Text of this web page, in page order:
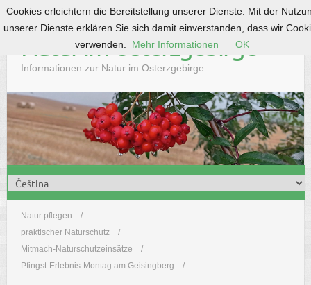
S
k
o
c
o
n
t
Natur im Osterzgebirge
Informationen zur Natur im Osterzgebirge
Natur pflegen
praktischer Naturschutz
Mitmach-Naturschutzeinsätze
Pfingst-Erlebnis-Montag am Geisingberg
Cookies erleichtern die Bereitstellung unserer Dienste. Mit der
unserer Dienste erklären Sie sich damit einverstanden, dass wir
verwenden.
Mehr Informationen OK